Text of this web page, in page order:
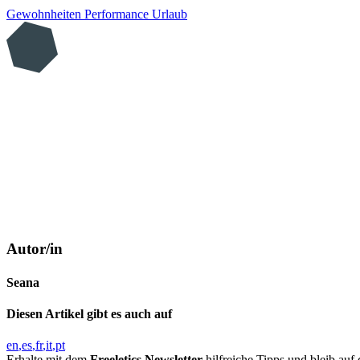
Gewohnheiten Performance Urlaub
Autor/in
Seana
Diesen Artikel gibt es auch auf
en es fr it pt